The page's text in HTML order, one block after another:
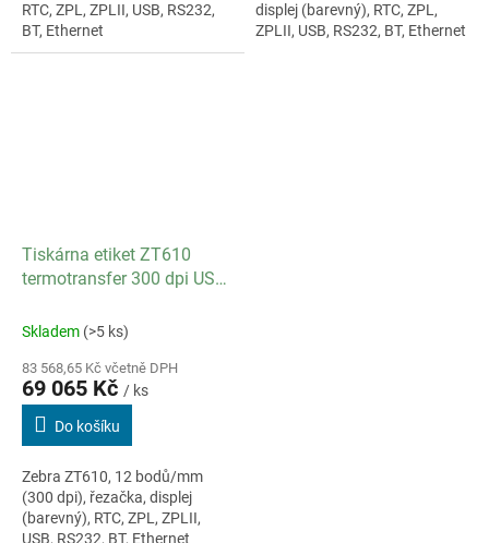
RTC, ZPL, ZPLII, USB, RS232,
BT, Ethernet
displej (barevný), RTC, ZPL,
ZPLII, USB, RS232, BT, Ethernet
Tiskárna etiket ZT610
termotransfer 300 dpi USB
řezačka Ethernet
Skladem (>5 ks)
83 568,65 Kč včetně DPH
69 065 Kč / ks
Do košíku
Zebra ZT610, 12 bodů/mm
(300 dpi), řezačka, displej
(barevný), RTC, ZPL, ZPLII,
USB, RS232, BT, Ethernet